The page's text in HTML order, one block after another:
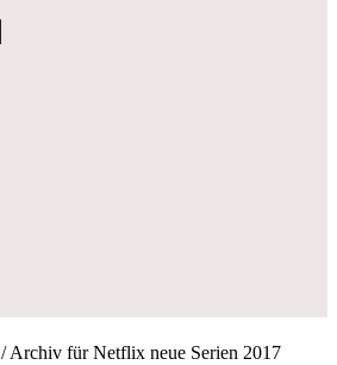
/Archiv für Netflix neue Serien 2017